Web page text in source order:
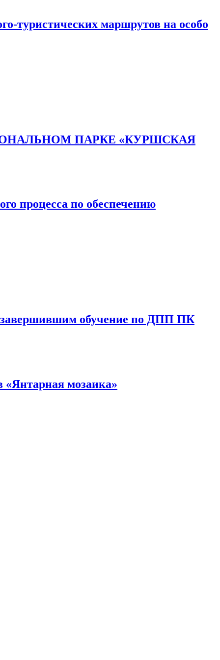
туристических маршрутов на особо
ПАРКЕ «КУРШСКАЯ
процесса по обеспечению
завершившим обучение по ДПП ПК
«Янтарная мозаика»